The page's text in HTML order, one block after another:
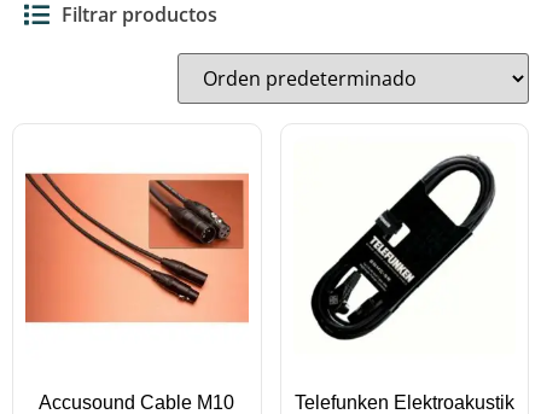
Filtrar productos
Accusound Cable M10
Telefunken Elektroakustik